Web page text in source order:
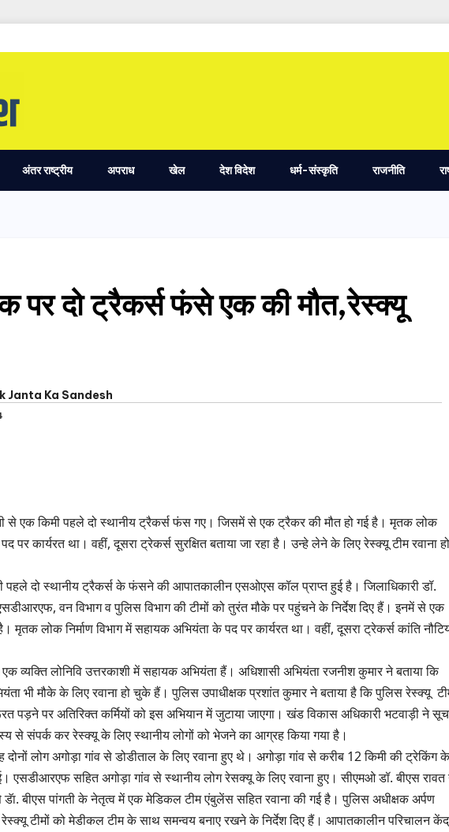
अंतर राष्ट्रीय अपराध खेल देश विदेश धर्म-संस्कृति राजनीति
पर दो ट्रैकर्स फंसे एक की मौत,रेस्क्यू
Janta Ka Sandesh
से एक किमी पहले दो स्थानीय ट्रैकर्स फंस गए। जिसमें से एक ट्रैकर की मौत हो गई है। मृतक लोक
पर कार्यरत था। वहीं, दूसरा ट्रेकर्स सुरक्षित बताया जा रहा है। उन्हे लेने के लिए रेस्क्यू टीम रवाना हो
पहले दो स्थानीय ट्रैकर्स के फंसने की आपातकालीन एसओएस कॉल प्राप्त हुई है। जिलाधिकारी डॉ.
वन विभाग व पुलिस विभाग की टीमों को तुरंत मौके पर पहुंचने के निर्देश दिए हैं। इनमें से एक
मृतक लोक निर्माण विभाग में सहायक अभियंता के पद पर कार्यरत था। वहीं, दूसरा ट्रेकर्स कांति
व्यक्ति लोनिवि उत्तरकाशी में सहायक अभियंता हैं। अधिशासी अभियंता रजनीश कुमार ने बताया कि
भी मौके के लिए रवाना हो चुके हैं। पुलिस उपाधीक्षक प्रशांत कुमार ने बताया है कि पुलिस रेस्क्यू
पर अतिरिक्त कर्मियों को इस अभियान में जुटाया जाएगा। खंड विकास अधिकारी भटवाड़ी ने
से संपर्क कर रेस्क्यू के लिए स्थानीय लोगों को भेजने का आग्रह किया गया है।
दोनों लोग अगोड़ा गांव से डोडीताल के लिए रवाना हुए थे। अगोड़ा गांव से करीब 12 किमी की ट्रेकिंग के
एसडीआरएफ सहित अगोड़ा गांव से स्थानीय लोग रेसक्यू के लिए रवाना हुए। सीएमओ डॉ. बीएस रावत
बीएस पांगती के नेतृत्व में एक मेडिकल टीम एंबुलेंस सहित रवाना की गई है। पुलिस अधीक्षक अर्पण
टीमों को मेडीकल टीम के साथ समन्वय बनाए रखने के निर्देश दिए हैं। आपातकालीन परिचालन